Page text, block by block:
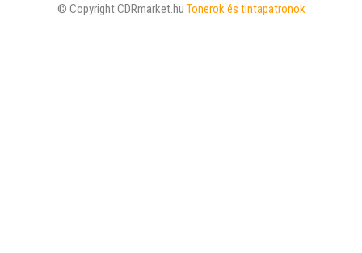
© Copyright CDRmarket.hu Tonerok és tintapatronok